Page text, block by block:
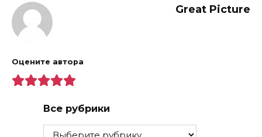
Great Picture
Оцените автора
Все рубрики
Все